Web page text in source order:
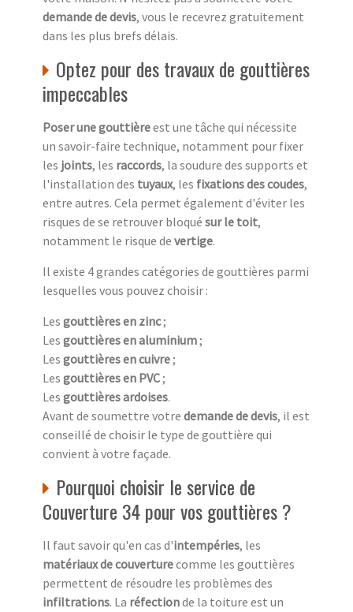
demande de devis, vous le recevrez gratuitement
dans les plus brefs délais.
Optez pour des travaux de gouttières
impeccables
Poser une gouttièreest une tâche qui nécessite
un savoir-faire technique, notamment pour fixer
les joints, les raccords, la soudure des supports et
l'installation des tuyaux, les fixations des coudes,
entre autres. Cela permet également d'éviter les
risques de se retrouver bloqué sur le toit,
notamment le risque de vertige.
Il existe 4 grandes catégories de gouttières parmi
lesquelles vous pouvez choisir :
Les gouttières en zinc;
Les gouttières en aluminium;
Les gouttières en cuivre;
Les gouttières en PVC;
Les gouttières ardoises.
Avant de soumettre votre demande de devis, il est
conseillé de choisir le type de gouttière qui
convient à votre façade.
Pourquoi choisir le service de
Couverture 34 pour vos gouttières ?
Il faut savoir qu'en cas d'intempéries, les
matériaux de couverturecomme les gouttières
permettent de résoudre les problèmes des
infiltrations. La réfectionde la toiture est un